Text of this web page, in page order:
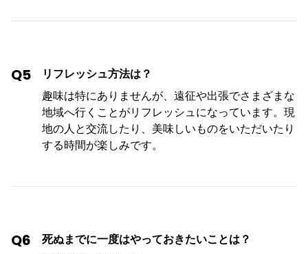
Q5
リフレッシュ方法は？
趣味は特にありませんが、遠征や出張でさまざまな
地域へ行くことがリフレッシュになっています。現
地の人と交流したり、美味しいものをいただいたり
する時間が楽しみです。
Q6
死ぬまでに一度はやっておきたいことは？